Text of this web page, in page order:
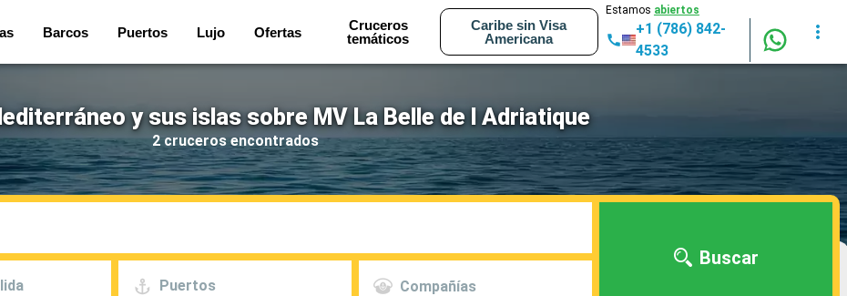
Barcos Puertos Lujo Ofertas
Cruceros
temáticos
Caribe sin Visa
Americana
Estamos abiertos
+1 (786) 842-
4533
y sus islas sobre MV La Belle de l Adriatique
2 cruceros encontrados
Puertos Compañías
Buscar